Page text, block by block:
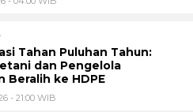
Tahan Puluhan Tahun:
dan Pengelola
Beralih ke HDPE
- 21:00 WIB